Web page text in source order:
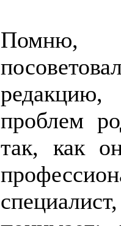
Помню,
проблем
так, как